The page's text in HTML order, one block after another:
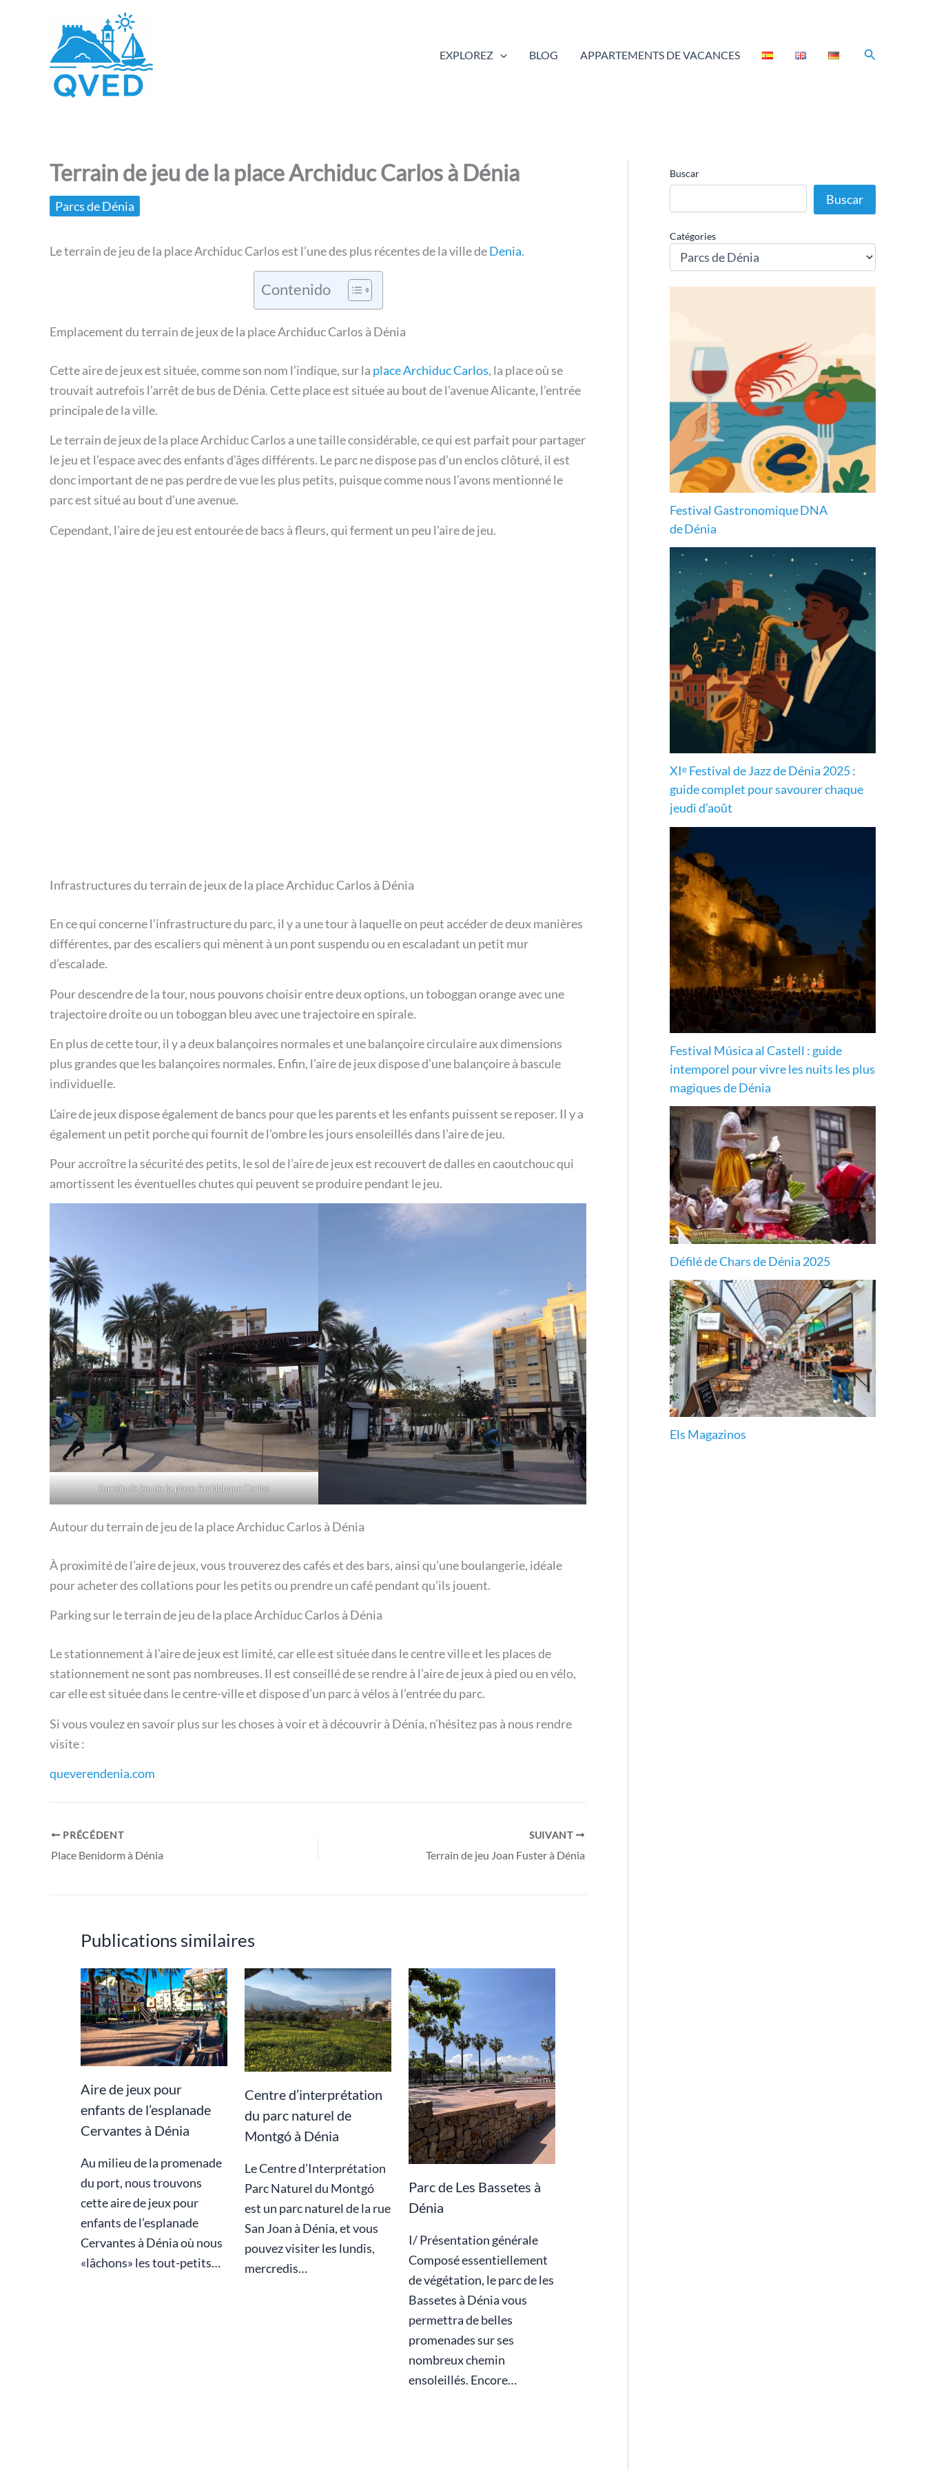
EXPLOREZ BLOG APPARTEMENTS DE VACANCES Rechercher
Terrain de jeu de la place Archiduc Carlos à Dénia
Parcs de Dénia
Le terrain de jeu de la place Archiduc Carlos est l’une des plus récentes de la ville deDenia.
Contenido
Emplacement du terrain de jeux de la place Archiduc Carlos à Dénia
Cette aire de jeux est située, comme son nom l’indique, sur la place Archiduc Carlos, la place où se
trouvait autrefois l’arrêt de bus de Dénia. Cette place est située au bout de l’avenue Alicante, l’entrée
principale de la ville.
Le terrain de jeux de la place Archiduc Carlos a une taille considérable, ce qui est parfait pour partager
le jeu et l’espace avec des enfants d’âges différents. Le parc ne dispose pas d’un enclos clôturé, il est
donc important de ne pas perdre de vue les plus petits, puisque comme nous l’avons mentionné le
parc est situé au bout d’une avenue.
Cependant, l’aire de jeu est entourée de bacs à fleurs, qui ferment un peu l’aire de jeu.
Infrastructures du terrain de jeux de la place Archiduc Carlos à Dénia
En ce qui concerne l’infrastructure du parc, il y a une tour à laquelle on peut accéder de deux manières
différentes, par des escaliers qui mènent à un pont suspendu ou en escaladant un petit mur
d’escalade.
Pour descendre de la tour, nous pouvons choisir entre deux options, un toboggan orange avec une
trajectoire droite ou un toboggan bleu avec une trajectoire en spirale.
En plus de cette tour, il y a deux balançoires normales et une balançoire circulaire aux dimensions
plus grandes que les balançoires normales. Enfin, l’aire de jeux dispose d’une balançoire à bascule
individuelle.
L’aire de jeux dispose également de bancs pour que les parents et les enfants puissent se reposer. Il y a
également un petit porche qui fournit de l’ombre les jours ensoleillés dans l’aire de jeu.
Pour accroître la sécurité des petits, le sol de l’aire de jeux est recouvert de dalles en caoutchouc qui
amortissent les éventuelles chutes qui peuvent se produire pendant le jeu.
Terrain de jeu de la place Archiduque Carlos
Autour du terrain de jeu de la place Archiduc Carlos à Dénia
À proximité de l’aire de jeux, vous trouverez des cafés et des bars, ainsi qu’une boulangerie, idéale
pour acheter des collations pour les petits ou prendre un café pendant qu’ils jouent.
Parking sur le terrain de jeu de la place Archiduc Carlos à Dénia
Le stationnement à l’aire de jeux est limité, car elle est située dans le centre ville et les places de
stationnement ne sont pas nombreuses. Il est conseillé de se rendre à l’aire de jeux à pied ou en vélo,
car elle est située dans le centre-ville et dispose d’un parc à vélos à l’entrée du parc.
Si vous voulez en savoir plus sur les choses à voir et à découvrir à Dénia, n’hésitez pas à nous rendre
visite :
queverendenia.com
PRÉCÉDENT
Place Benidorm à Dénia
SUIVANT
Terrain de jeu Joan Fuster à Dénia
Publications similaires
Aire de jeux pour
enfants de l’esplanade
Cervantes à Dénia
Au milieu de la promenade
du port, nous trouvons
cette aire de jeux pour
enfants de l’esplanade
Cervantes à Dénia où nous
«lâchons» les tout-petits…
Centre d’interprétation
du parc naturel de
Montgó à Dénia
Le Centre d’Interprétation
Parc Naturel du Montgó
est un parc naturel de la rue
San Joan à Dénia, et vous
pouvez visiter les lundis,
mercredis…
Parc de Les Bassetes à
Dénia
I/ Présentation générale
Composé essentiellement
de végétation, le parc de les
Bassetes à Dénia vous
permettra de belles
promenades sur ses
nombreux chemin
ensoleillés. Encore…
Buscar
Buscar
Catégories
Festival Gastronomique DNA
de Dénia
XIᵉ Festival de Jazz de Dénia 2025 :
guide complet pour savourer chaque
jeudi d’août
Festival Música al Castell : guide
intemporel pour vivre les nuits les plus
magiques de Dénia
Défilé de Chars de Dénia 2025
Els Magazinos